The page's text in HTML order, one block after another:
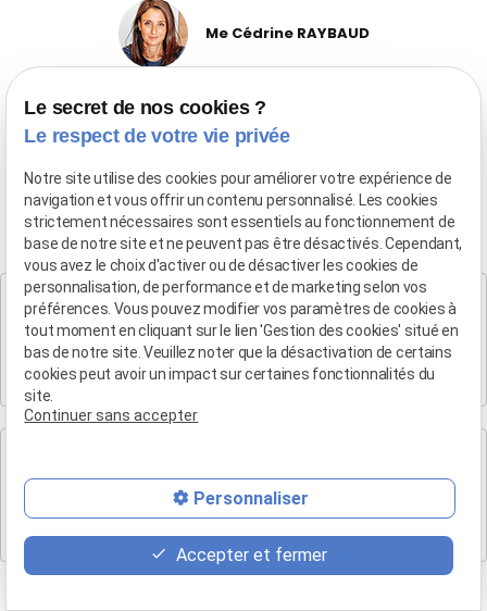
Me Cédrine RAYBAUD
droit de la famille et protection
des violences intraframiliales
04 90 54 58 10
Cabinet SALON DE PROVENCE
Maître Patrice HUMBERT
282 Boulevard Foch
13300 SALON-DE-PROVENCE
Maître Patrice HUMBERT
4 rue du Quatre-Septembre
13100 AIX EN PROVENCE
Le secret de nos cookies ?
Le respect de votre vie privée
Notre site utilise des cookies pour améliorer votre expérience de
navigation et vous offrir un contenu personnalisé. Les cookies
strictement nécessaires sont essentiels au fonctionnement de
base de notre site et ne peuvent pas être désactivés. Cependant,
vous avez le choix d'activer ou de désactiver les cookies de
personnalisation, de performance et de marketing selon vos
préférences. Vous pouvez modifier vos paramètres de cookies à
tout moment en cliquant sur le lien 'Gestion des cookies' situé en
bas de notre site. Veuillez noter que la désactivation de certains
cookies peut avoir un impact sur certaines fonctionnalités du
site.
Continuer sans accepter
Personnaliser
Accepter et fermer